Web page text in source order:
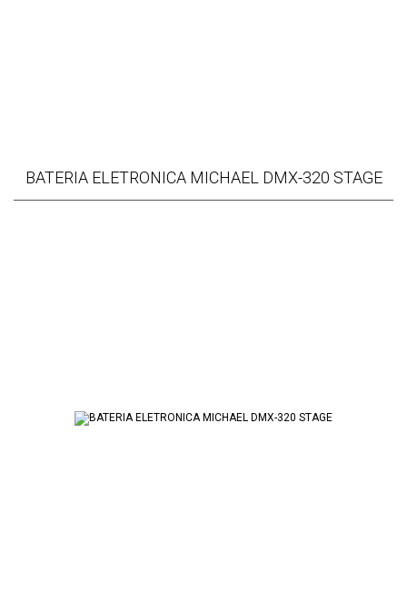
BATERIA ELETRONICA MICHAEL DMX-320 STAGE